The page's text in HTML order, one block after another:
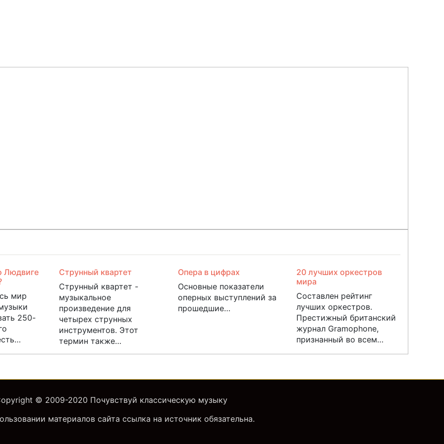
Людвиге
мир
250-
Струнный квартет
Струнный квартет -
музыкальное
произведение для
четырех струнных
инструментов. Этот
термин также…
Опера в цифрах
Основные показатели
оперных выступлений за
прошедшие…
20 лучших оркестров
мира
Составлен рейтинг
лучших оркестров.
Престижный британский
журнал Gramophone,
признанный во всем…
© 2009-2020 Почувствуй классическую музыку
материалов сайта ссылка на источник обязательна.